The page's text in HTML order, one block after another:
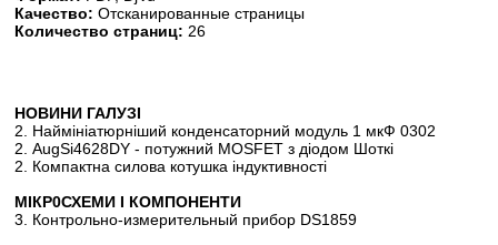
Качество:Отсканированные страницы
Количество страниц: 26
НОВИНИ ГАЛУЗI
2. Наймiнiатюрнiший конденсаторний модуль 1 мкФ 0302
2. AugSi4628DY - потужний MOSFET з дiодом Шоткi
2. Компактна силова котушка iндуктивностi
МIКР0СХЕМИ I КОМПОНЕНТИ
3. Контрольно-измерительный прибор DS1859